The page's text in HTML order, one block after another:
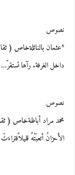
نصوص
*عثمان بالنائلةخاص (
داخل الغرفة. رآها تستقرّ…
نصوص
محمد مراد أباظةخاص (
الأحزانُ أتعبَتْهُ